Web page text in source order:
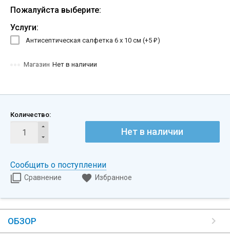
Пожалуйста выберите:
Услуги:
Антисептическая салфетка 6 х 10 см (+5 ₽)
Магазин Нет в наличии
Количество:
Нет в наличии
Сообщить о поступлении
Сравнение Избранное
ОБЗОР